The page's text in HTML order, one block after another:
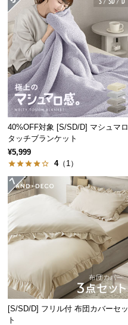
て
開
梱
設
置
サ
ー
ビ
に
い
て
搬
入
に
つ
い
40%OFF対象 [S/SD/D] マシュマロ
タッチブランケット
¥5,999
4（1）
[S/SD/D] フリル付 布団カバーセッ
ト